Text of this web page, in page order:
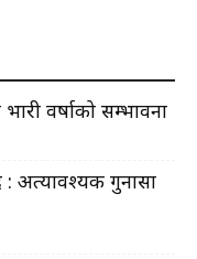
वर्षाको सम्भावना
: अत्यावश्यक गुनासा